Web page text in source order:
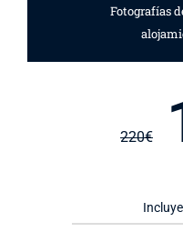
Fotografías
220€